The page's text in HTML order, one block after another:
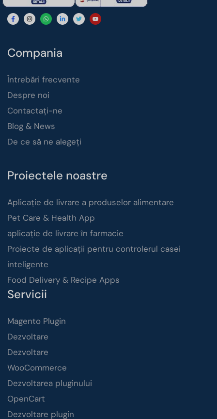
Compania
Întrebări frecvente
Despre noi
Contactați-ne
Blog & News
De ce să ne alegeți
Proiectele noastre
Aplicație de livrare a produselor alimentare
Pet Care & Health App
aplicație de livrare în farmacie
Proiecte de aplicații pentru controlerul casei
inteligente
Food Delivery & Recipe Apps
Servicii
Magento Plugin
Dezvoltare
Dezvoltare
WooCommerce
Dezvoltarea pluginului
OpenCart
Dezvoltare plugin